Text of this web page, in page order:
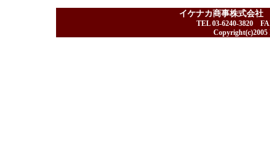
イケナカ商事株式会社
TEL 03-6240-3820
Copyright(c)2005